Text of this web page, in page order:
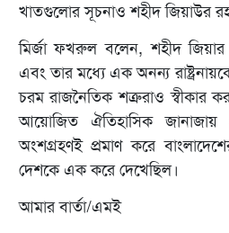
খাতগুলোর সূচনাও শহীদ জিয়াউর
মির্জা ফখরুল বলেন, শহীদ
এবং তার মধ্যে এক অনন্য
চরম রাজনৈতিক শত্রুরাও স্বীকার
আয়োজিত ঐতিহাসিক জানাজায়
অংশগ্রহণই প্রমাণ করে
দেশকে এক করে দেখেছিল।
আমার বার্তা/এমই